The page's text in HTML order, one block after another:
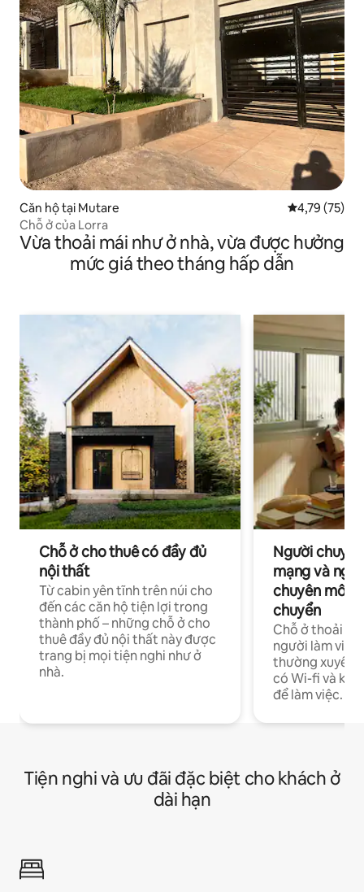
Căn hộ tại Mutare Xếp hạng
4,79 (75)
Chỗ ở của Lorra
Vừa thoải mái như ở nhà, vừa được hưởng
mức giá theo tháng hấp dẫn
Chỗ ở cho thuê có đầy đủ
nội thất
Từ cabin yên tĩnh trên núi cho
đến các căn hộ tiện lợi trong
thành phố – những chỗ ở cho
thuê đầy đủ nội thất này được
trang bị mọi tiện nghi như ở
nhà.
Người
mạng và
chuyên môn
chuyển
Chỗ ở thoải
người làm việc
thường xuyên
có Wi-fi và
để làm việc.
Tiện nghi và ưu đãi đặc biệt cho khách ở
dài hạn